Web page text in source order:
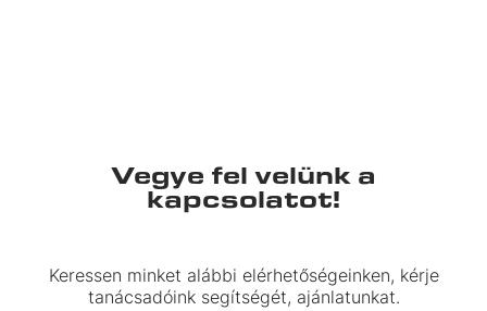
Vegye fel velünk a
kapcsolatot!
Keressen minket alábbi elérhetőségeinken, kérje
tanácsadóink segítségét, ajánlatunkat.